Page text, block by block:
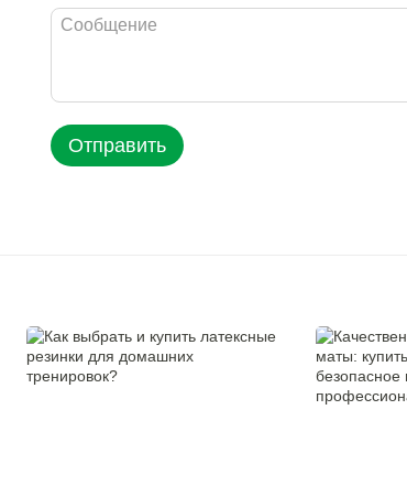
Отправить